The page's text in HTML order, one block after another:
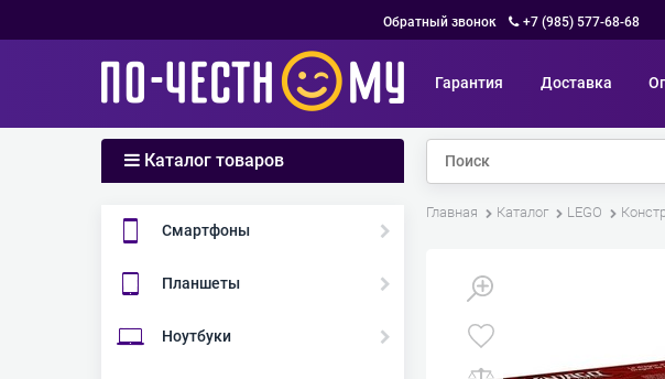
Обратный звонок +7 (985) 577-68-68
Гарантия Доставка
Каталог товаров
Смартфоны
Планшеты
Ноутбуки
Главная Каталог LEGO